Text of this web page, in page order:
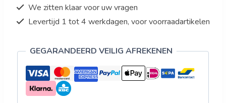
We zitten klaar voor uw vragen
Levertijd 1 tot 4 werkdagen, voor voorraadartikelen
GEGARANDEERD VEILIG AFREKENEN